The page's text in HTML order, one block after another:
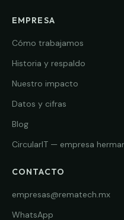
EMPRESA
Cómo trabajamos
Historia y respaldo
Nuestro impacto
Datos y cifras
Blog
CircularIT — empresa
CONTACTO
empresas@rematech.mx
WhatsApp